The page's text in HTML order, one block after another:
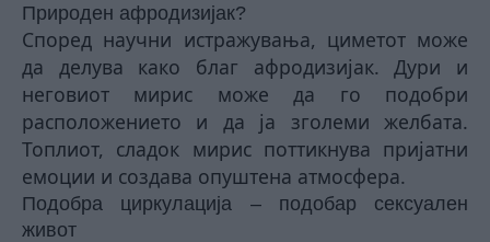
Природен афродизијак?
Според научни истражувања, циметот може
да делува како благ афродизијак. Дури и
неговиот мирис може да го подобри
расположението и да ја зголеми желбата.
Топлиот, сладок мирис поттикнува пријатни
емоции и создава опуштена атмосфера.
Подобра циркулација – подобар сексуален
живот